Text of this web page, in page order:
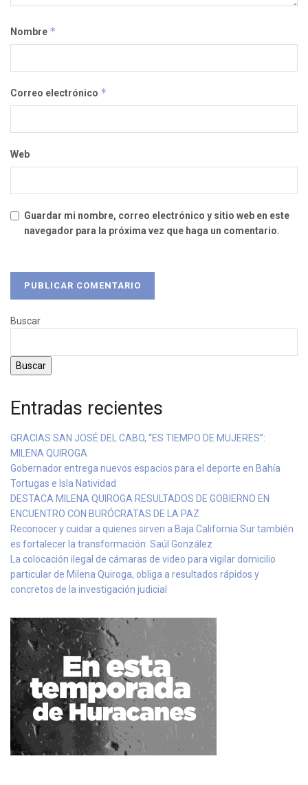
Nombre *
Correo electrónico *
Web
Guardar mi nombre, correo electrónico y sitio web en este
navegador para la próxima vez que haga un comentario.
Buscar
Buscar
Entradas recientes
GRACIAS SAN JOSÉ DEL CABO, “ES TIEMPO DE MUJERES”:
MILENA QUIROGA
Gobernador entrega nuevos espacios para el deporte en Bahía
Tortugas e Isla Natividad
DESTACA MILENA QUIROGA RESULTADOS DE GOBIERNO EN
ENCUENTRO CON BURÓCRATAS DE LA PAZ
Reconocer y cuidar a quienes sirven a Baja California Sur también
es fortalecer la transformación: Saúl González
La colocación ilegal de cámaras de video para vigilar domicilio
particular de Milena Quiroga, obliga a resultados rápidos y
concretos de la investigación judicial